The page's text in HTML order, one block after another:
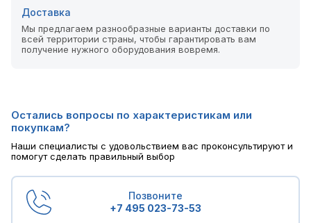
Доставка
Мы предлагаем разнообразные варианты доставки по
всей территории страны, чтобы гарантировать вам
получение нужного оборудования вовремя.
Остались вопросы по характеристикам или
покупкам?
Наши специалисты с удовольствием вас проконсультируют и
помогут сделать правильный выбор
Позвоните
+7 495 023-73-53